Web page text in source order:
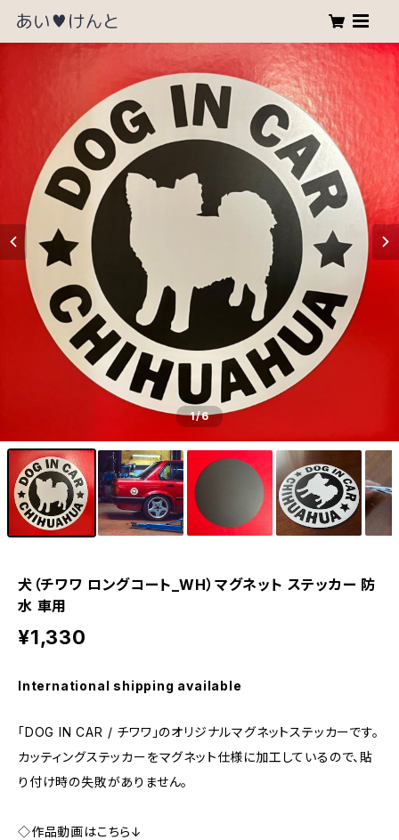
1/6
犬（チワワ ロングコート_WH）マグネット ステッカー 防
水 車用
¥1,330
International shipping available
「DOG IN CAR / チワワ」のオリジナルマグネットステッカーです。
カッティングステッカーをマグネット仕様に加工しているので、貼
り付け時の失敗がありません。
◇作品動画はこちら↓